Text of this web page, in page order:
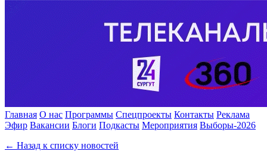
Главная О нас Программы Спецпроекты Контакты Реклама
Эфир Вакансии Блоги Подкасты Мероприятия Выборы-2026
← Назад к списку новостей